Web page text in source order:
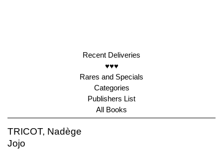
Recent Deliveries
♥♥♥
Rares and Specials
Categories
Publishers List
All Books
TRICOT, Nadège
Jojo